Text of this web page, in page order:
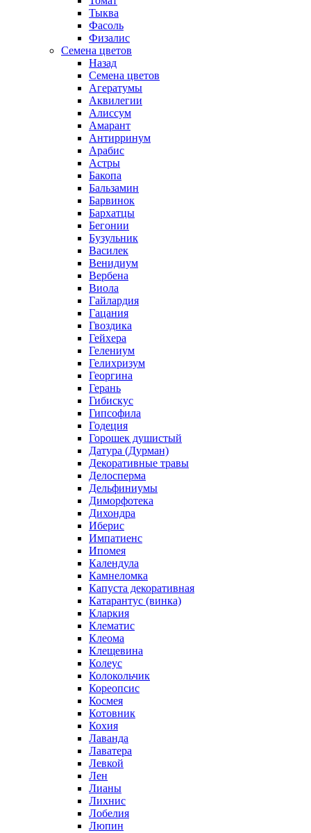
Тыква
Фасоль
Физалис
Семена цветов
Назад
Семена цветов
Агератумы
Аквилегии
Алиссум
Амарант
Антирринум
Арабис
Астры
Бакопа
Бальзамин
Барвинок
Бархатцы
Бегонии
Бузульник
Василек
Венидиум
Вербена
Виола
Гайлардия
Гацания
Гвоздика
Гейхера
Гелениум
Гелихризум
Георгина
Герань
Гибискус
Гипсофила
Годеция
Горошек душистый
Датура (Дурман)
Декоративные травы
Делосперма
Дельфиниумы
Диморфотека
Дихондра
Иберис
Импатиенс
Ипомея
Календула
Камнеломка
Капуста декоративная
Катарантус (винка)
Кларкия
Клематис
Клеома
Клещевина
Колеус
Колокольчик
Кореопсис
Космея
Котовник
Кохия
Лаванда
Лаватера
Левкой
Лен
Лианы
Лихнис
Лобелия
Люпин